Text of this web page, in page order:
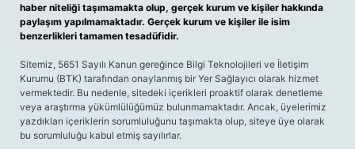
haber niteliği taşımamakta olup, gerçek kurum ve kişiler hakkında
paylaşım yapılmamaktadır. Gerçek kurum ve kişiler ile isim
benzerlikleri tamamen tesadüfidir.
Sitemiz, 5651 Sayılı Kanun gereğince Bilgi Teknolojileri ve İletişim
Kurumu (BTK) tarafından onaylanmış bir Yer Sağlayıcı olarak hizmet
vermektedir. Bu nedenle, sitedeki içerikleri proaktif olarak denetleme
veya araştırma yükümlülüğümüz bulunmamaktadır. Ancak, üyelerimiz
yazdıkları içeriklerin sorumluluğunu taşımakta olup, siteye üye olarak
bu sorumluluğu kabul etmiş sayılırlar.